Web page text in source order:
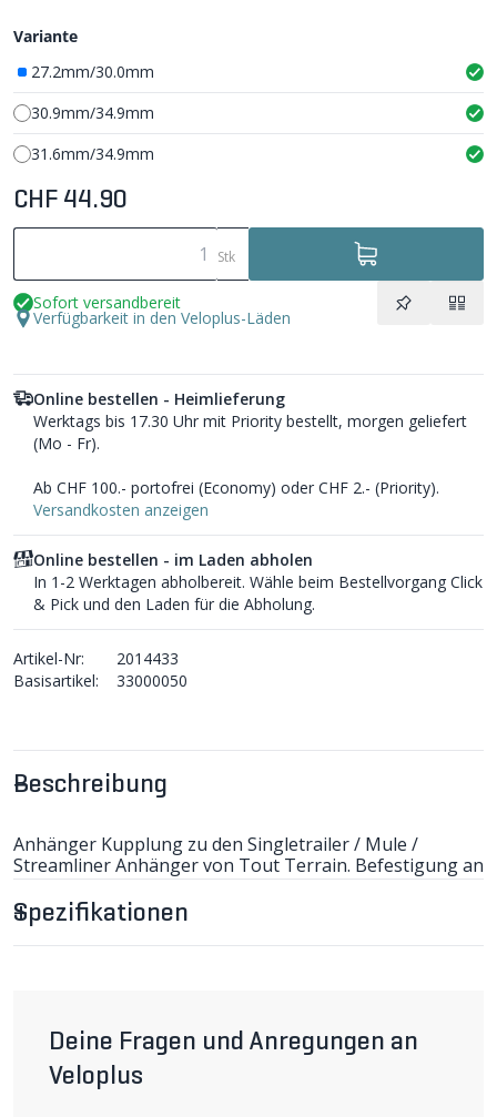
Beschreibung
Anhänger Kupplung zu den Singletrailer / Mule /
Streamliner Anhänger von Tout Terrain. Befestigung an
der Sattelstütze. Beim Bestellen bitte Durchmesser
beachten.
Spezifikationen
Deine Fragen und Anregungen an
Veloplus
Variante
27.2mm/30.0mm
30.9mm/34.9mm
31.6mm/34.9mm
CHF 44.90
Stk
Sofort versandbereit
Verfügbarkeit in den Veloplus-Läden
Online bestellen - Heimlieferung
Werktags bis 17.30 Uhr mit Priority bestellt, morgen geliefert
(Mo - Fr).
Ab CHF 100.- portofrei (Economy) oder CHF 2.- (Priority).
Versandkosten anzeigen
Online bestellen - im Laden abholen
In 1-2 Werktagen abholbereit. Wähle beim Bestellvorgang Click
& Pick und den Laden für die Abholung.
Artikel-Nr:
2014433
Basisartikel:
33000050